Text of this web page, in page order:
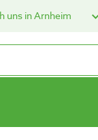
uns in Arnheim